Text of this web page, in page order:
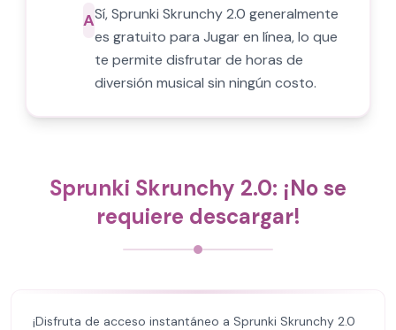
ASí, Sprunki Skrunchy 2.0 generalmente
es gratuito para Jugar en línea, lo que
te permite disfrutar de horas de
diversión musical sin ningún costo.
Sprunki Skrunchy 2.0: ¡No se
requiere descargar!
¡Disfruta de acceso instantáneo a Sprunki Skrunchy 2.0